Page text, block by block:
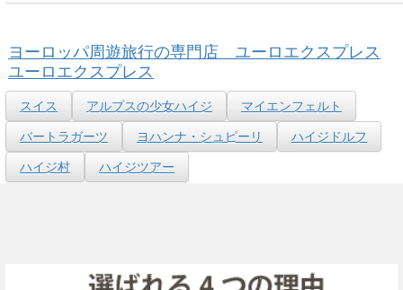
ヨーロッパ周遊旅行の専門店 ユーロエクスプレス
ユーロエクスプレス
スイス アルプスの少女ハイジ
マイエンフェルト
バートラガーツ
ヨハンナ・シュピーリ
ハイジドルフ
ハイジ村
ハイジツアー